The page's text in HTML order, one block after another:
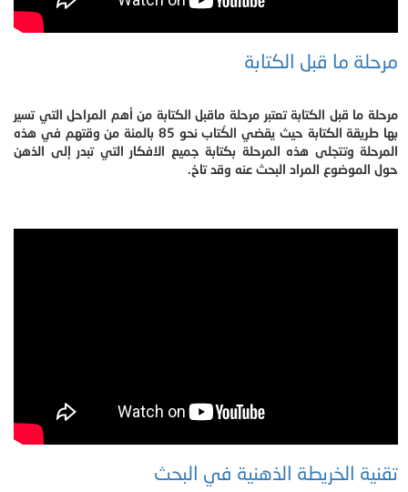
مرحلة ما قبل الكتابة
مرحلة ما قبل الكتابة تعتبر مرحلة ماقبل الكتابة من أهم المراحل التي تسير
بها طريقة الكتابة حيث يقضي الكُتاب نحو 85 بالمئة من وقتهم في هذه
المرحلة وتتجلى هذه المرحلة بكتابة جميع الافكار التي تبدر إلى الذهن
حول الموضوع المراد البحث عنه وقد تاخ.
تقنية الخريطة الذهنية في البحث